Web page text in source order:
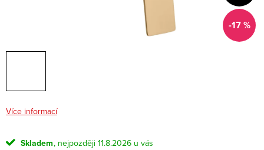
-17 %
Více informací
Skladem
11.8.2026